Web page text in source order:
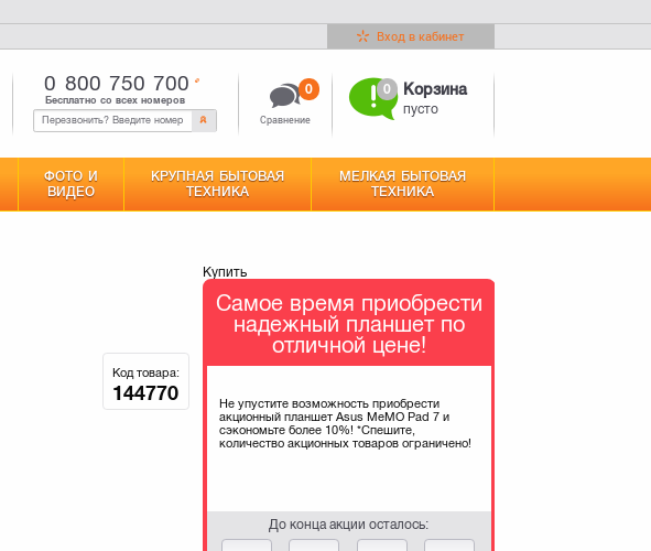
Вход в кабинет
0 800 750 700
Бесплатно со всех номеров
Сравнение
0 0 Корзина
пусто
ФОТО И
ВИДЕО
КРУПНАЯ БЫТОВАЯ
ТЕХНИКА
МЕЛКАЯ БЫТОВАЯ
ТЕХНИКА
Купить
Код товара:
144770
Самое время приобрести
надежный планшет по
отличной цене!
Не упустите возможность приобрести
акционный планшет Asus MeMO Pad 7 и
сэкономьте более 10%! *Спешите,
количество акционных товаров ограничено!
До конца акции осталось: